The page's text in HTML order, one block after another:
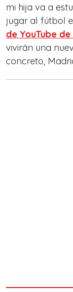
mi hija va a
jugar al fútbol
de YouTube de
vivirán una
concreto,